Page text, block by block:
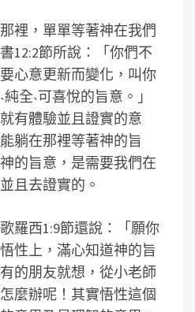
裡，單單等著神在我們
12:2節所說：「你們不
心意更新而變化，叫你
全˴可喜悅的旨意。」
有體驗並且證實的意
躺在那裡等著神的旨
的旨意，是需要我們在
且去證實的。
羅西1:9節還說：「願你
性上，滿心知道神的旨
的朋友就想，從小老師
麼辦呢！其實悟性這個